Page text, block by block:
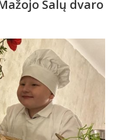
Salų dvaro